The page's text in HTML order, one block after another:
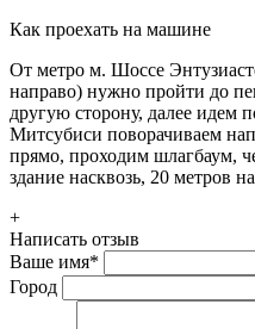
Как проехать на машине
От метро м. Шоссе
направо) нужно пройти до
другую сторону, далее идем
Митсубиси поворачиваем
прямо, проходим шлагбаум,
здание насквозь, 20 метров
+
Написать отзыв
Ваше имя*
Город